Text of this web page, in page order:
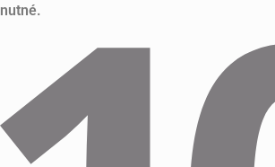
nutné.